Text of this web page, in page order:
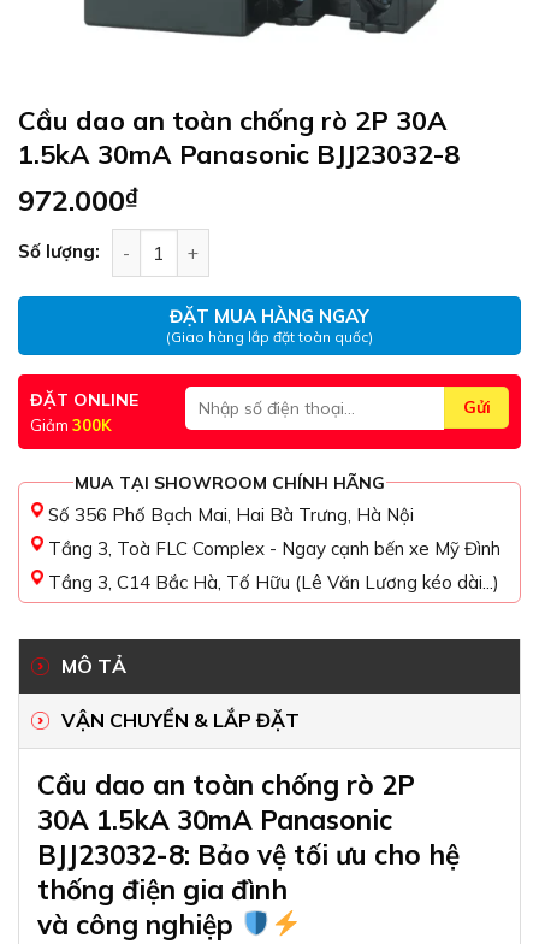
Cầu dao an toàn chống rò 2P 30A
1.5kA 30mA Panasonic BJJ23032-8
972.000₫
Số lượng:
ĐẶT MUA HÀNG NGAY
(Giao hàng lắp đặt toàn quốc)
ĐẶT ONLINE
Giảm 300K
MUA TẠI SHOWROOM CHÍNH HÃNG
Số 356 Phố Bạch Mai, Hai Bà Trưng, Hà Nội
Tầng 3, Toà FLC Complex - Ngay cạnh bến xe Mỹ Đình
Tầng 3, C14 Bắc Hà, Tố Hữu (Lê Văn Lương kéo dài...)
MÔ TẢ
VẬN CHUYỂN & LẮP ĐẶT
Cầu dao an toàn chống rò 2P
30A 1.5kA 30mA Panasonic
BJJ23032-8: Bảo vệ tối ưu cho hệ
thống điện gia đình
và công nghiệp